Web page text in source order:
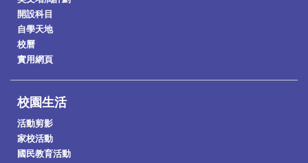
開設科目
自學天地
校曆
實用網頁
校園生活
活動剪影
家校活動
國民教育活動